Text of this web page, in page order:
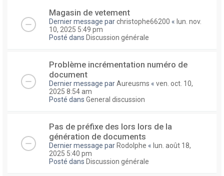
Magasin de vetement
Dernier message parchristophe66200 « lun. nov.
10, 2025 5:49 pm
Posté dans Discussion générale
Problème incrémentation numéro de
document
Dernier message parAureusms « ven. oct. 10,
2025 8:54 am
Posté dans General discussion
Pas de préfixe des lors lors de la
génération de documents
Dernier message par Rodolphe « lun. août 18,
2025 5:40 pm
Posté dans Discussion générale